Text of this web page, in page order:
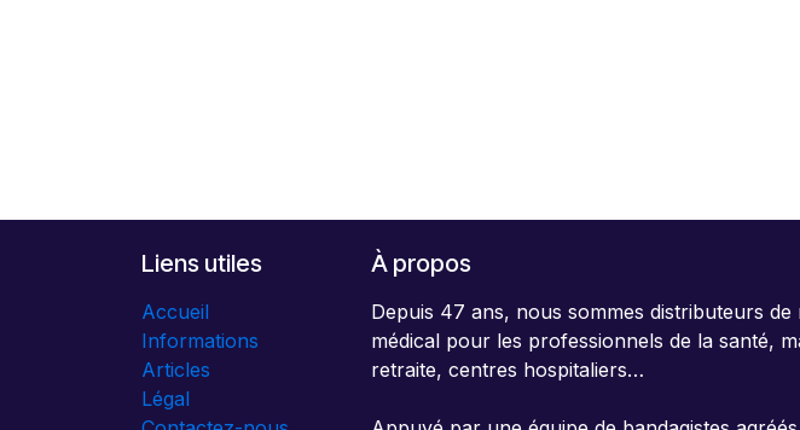
Liens utiles
Accueil
Informations
Articles
Légal
À propos
Depuis 47 ans, nous sommes distributeurs de
médical pour les professionnels de la santé,
retraite, centres hospitaliers…